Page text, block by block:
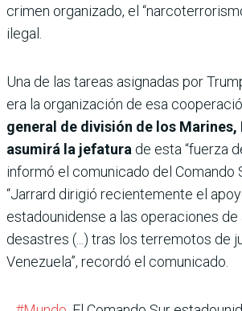
crimen organizado, el
ilegal.
Una de las tareas asignadas por
era la organización de esa
general de división de los Marines,
asumirá la jefatura de esta “fuerza
informó el comunicado del Comando
“Jarrard dirigió recientemente el
estadounidense a las operaciones de
desastres (...) tras los terremotos de
Venezuela”, recordó el comunicado.